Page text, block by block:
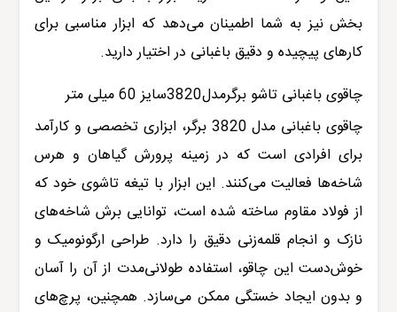
بخش نیز به شما اطمینان می‌دهد که ابزار مناسبی برای
کارهای پیچیده و دقیق باغبانی در اختیار دارید.
چاقوی باغبانی تاشو برگرمدل3820سایز 60 میلی متر
چاقوی باغبانی مدل 3820 برگر
، ابزاری تخصصی و کارآمد
برای افرادی است که در زمینه پرورش گیاهان و هرس
شاخه‌ها فعالیت می‌کنند. این ابزار با تیغه تاشوی خود که
از فولاد مقاوم ساخته شده است، توانایی برش شاخه‌های
نازک و انجام قلمه‌زنی دقیق را دارد. طراحی ارگونومیک و
خوش‌دست این چاقو، استفاده طولانی‌مدت از آن را آسان
و بدون ایجاد خستگی ممکن می‌سازد. همچنین، پرچ‌های